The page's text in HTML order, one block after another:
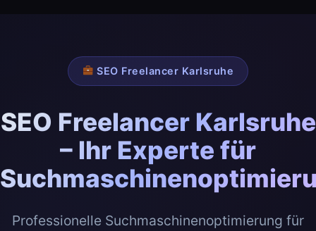
SEO Freelancer Karlsruhe
SEO Freelancer Karlsruhe
– Ihr Experte für
Professionelle Suchmaschinenoptimierung für